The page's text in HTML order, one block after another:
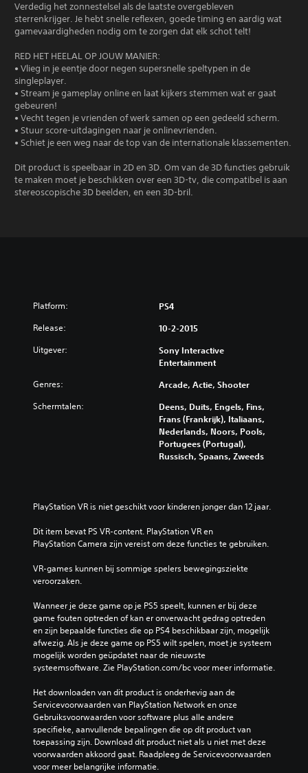
Verdedig het zonnestelsel als de laatste overgebleven
sterrenkrijger. Je hebt snelle reflexen, goede timing en aardig wat
gamevaardigheden nodig om te zorgen dat elk schot telt!
RED HET HEELAL OP JOUW MANIER:
• Vlieg in je eentje door negen supersnelle speltypen in de
singleplayer.
• Stream je gameplay online en laat kijkers stemmen wat er gaat
gebeuren!
• Vecht tegen je vrienden of werk samen op een gedeeld scherm.
• Stuur score-uitdagingen naar je onlinevrienden.
• Schiet je een weg naar de top van de internationale klassementen.
Dit product is speelbaar in 2D en 3D. Om van de 3D functies gebruik
te maken moet je beschikken over een 3D-tv, die compatibel is aan
stereoscopische 3D beelden, en een 3D-bril.
Platform: PS4
Release: 10-2-2015
Uitgever:
Sony Interactive
Entertainment
Genres: Arcade, Actie, Shooter
Schermtalen:
Deens, Duits, Engels, Fins,
Frans (Frankrijk), Italiaans,
Nederlands, Noors, Pools,
Portugees (Portugal),
Russisch, Spaans, Zweeds
PlayStation VR is niet geschikt voor kinderen jonger dan 12 jaar.
Dit item bevat PS VR-content. PlayStation VR en
PlayStation Camera zijn vereist om deze functies te gebruiken.
VR-games kunnen bij sommige spelers bewegingsziekte
veroorzaken.
Wanneer je deze game op je PS5 speelt, kunnen er bij deze
game fouten optreden of kan er onverwacht gedrag optreden
en zijn bepaalde functies die op PS4 beschikbaar zijn, mogelijk
afwezig. Als je deze game op PS5 wilt spelen, moet je systeem
mogelijk worden geüpdatet naar de nieuwste
systeemsoftware. Zie PlayStation.com/bc voor meer informatie.
Het downloaden van dit product is onderhevig aan de
Servicevoorwaarden van PlayStation Network en onze
Gebruiksvoorwaarden voor software plus alle andere
specifieke, aanvullende bepalingen die op dit product van
toepassing zijn. Download dit product niet als u niet met deze
voorwaarden akkoord gaat. Raadpleeg de Servicevoorwaarden
voor meer belangrijke informatie.